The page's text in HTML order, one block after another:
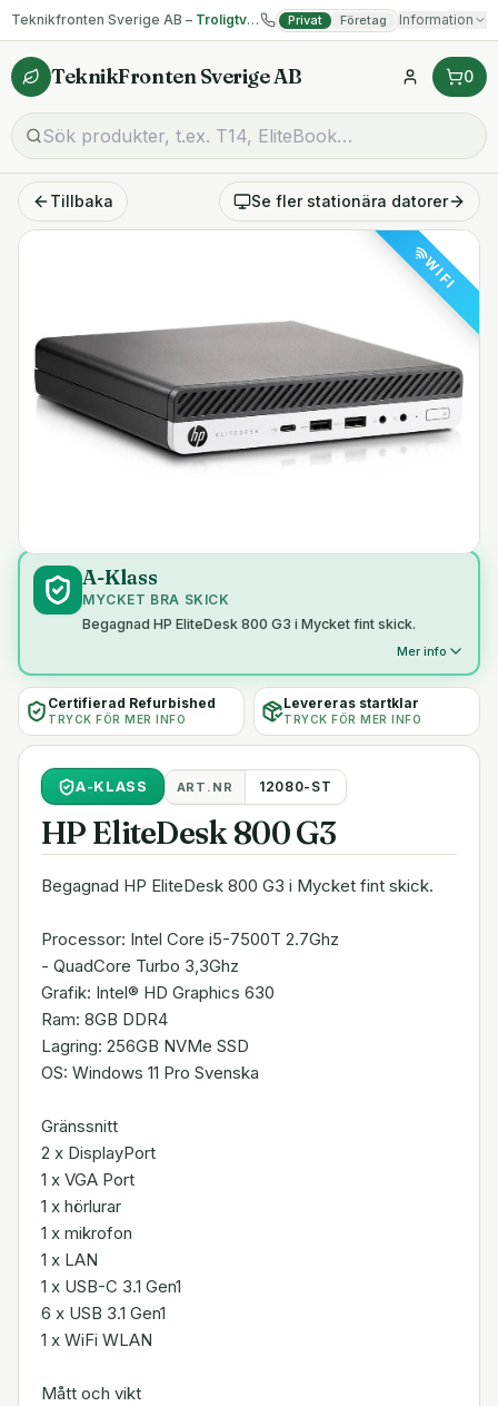
Teknikfronten Sverige AB – Troligtvis billigast på begagnad IT! Privat Företag Information
TeknikFronten Sverige AB 0
Tillbaka Se fler stationära datorer
WIFI
A-Klass
MYCKET BRA SKICK
Begagnad HP EliteDesk 800 G3 i Mycket fint skick.
Mer info
Certifierad Refurbished
TRYCK FÖR MER INFO
Levereras startklar
TRYCK FÖR MER INFO
A-KLASS ART.NR 12080-ST
HP EliteDesk 800 G3
Begagnad HP EliteDesk 800 G3 i Mycket fint skick.
Processor: Intel Core i5-7500T 2.7Ghz
- QuadCore Turbo 3,3Ghz
Grafik: Intel® HD Graphics 630
Ram: 8GB DDR4
Lagring: 256GB NVMe SSD
OS: Windows 11 Pro Svenska
Gränssnitt
2 x DisplayPort
1 x VGA Port
1 x hörlurar
1 x mikrofon
1 x LAN
1 x USB-C 3.1 Gen1
6 x USB 3.1 Gen1
1 x WiFi WLAN
Mått och vikt